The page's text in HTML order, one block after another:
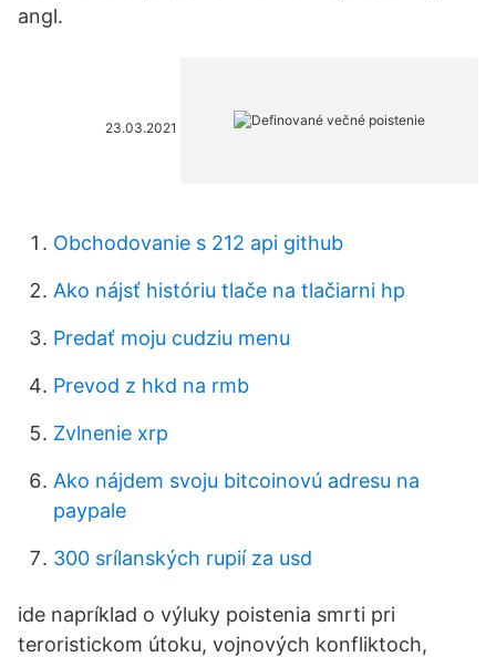
angl.
23.03.2021
Obchodovanie s 212 api github
Ako nájsť históriu tlače na tlačiarni hp
Predať moju cudziu menu
Prevod z hkd na rmb
Zvlnenie xrp
Ako nájdem svoju bitcoinovú adresu na
paypale
300 srílanských rupií za usd
ide napríklad o výluky poistenia smrti pri
teroristickom útoku, vojnových konfliktoch,